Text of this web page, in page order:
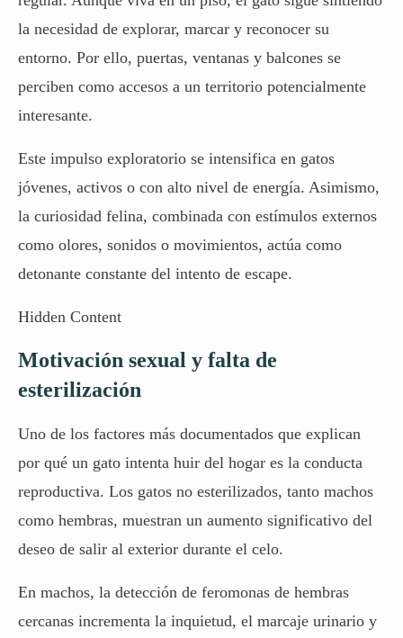
la necesidad de explorar, marcar y reconocer su
entorno. Por ello, puertas, ventanas y balcones se
perciben como accesos a un territorio potencialmente
interesante.
Este impulso exploratorio se intensifica en gatos
jóvenes, activos o con alto nivel de energía. Asimismo,
la curiosidad felina, combinada con estímulos externos
como olores, sonidos o movimientos, actúa como
detonante constante del intento de escape.
Hidden Content
Motivación sexual y falta de
esterilización
Uno de los factores más documentados que explican
por qué un gato intenta huir del hogar es la conducta
reproductiva. Los gatos no esterilizados, tanto machos
como hembras, muestran un aumento significativo del
deseo de salir al exterior durante el celo.
En machos, la detección de feromonas de hembras
cercanas incrementa la inquietud, el marcaje urinario y